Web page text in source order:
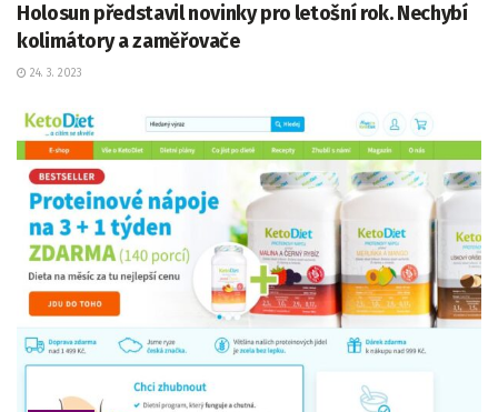
Holosun představil novinky pro letošní rok. Nechybí
kolimátory a zaměřovače
24. 3. 2023